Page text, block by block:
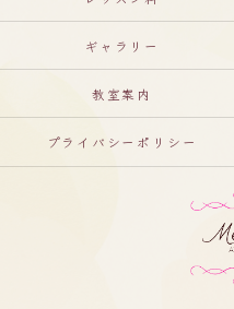
ギャラリー
教室案内
プライバシーポリシー